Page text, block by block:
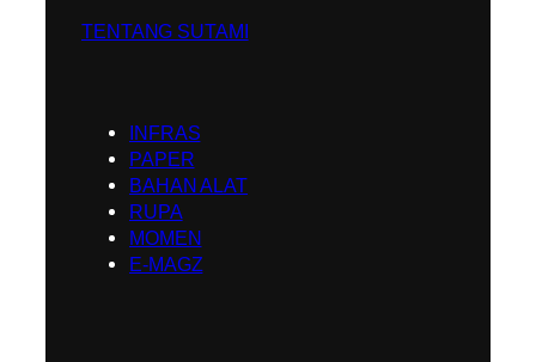
TENTANG SUTAMI
INFRAS
PAPER
BAHAN ALAT
RUPA
MOMEN
E-MAGZ